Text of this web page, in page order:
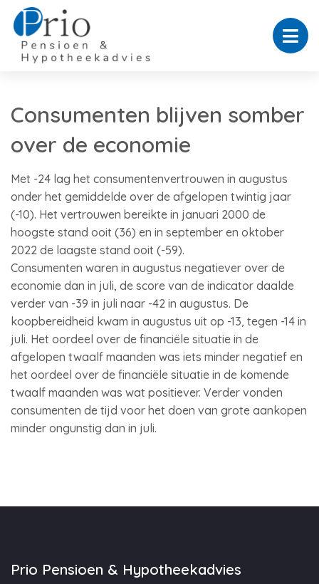
Consumenten blijven somber
over de economie
Met -24 lag het consumentenvertrouwen in augustus
onder het gemiddelde over de afgelopen twintig jaar
(-10). Het vertrouwen bereikte in januari 2000 de
hoogste stand ooit (36) en in september en oktober
2022 de laagste stand ooit (-59).
Consumenten waren in augustus negatiever over de
economie dan in juli, de score van de indicator daalde
verder van -39 in juli naar -42 in augustus. De
koopbereidheid kwam in augustus uit op -13, tegen -14 in
juli. Het oordeel over de financiële situatie in de
afgelopen twaalf maanden was iets minder negatief en
het oordeel over de financiële situatie in de komende
twaalf maanden was wat positiever. Verder vonden
consumenten de tijd voor het doen van grote aankopen
minder ongunstig dan in juli.
Prio Pensioen & Hypotheekadvies